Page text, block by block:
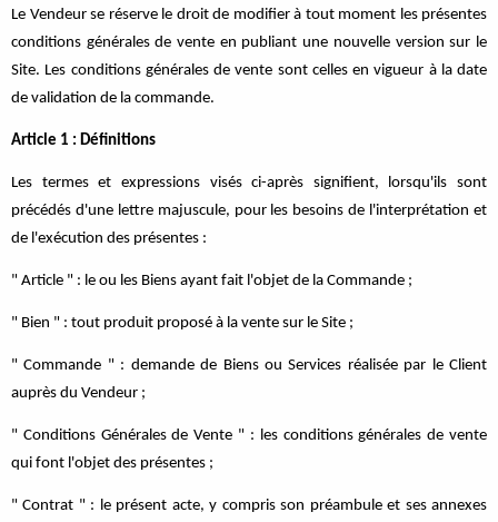
Le Vendeur se réserve le droit de modifier à tout moment les présentes
conditions générales de vente en publiant une nouvelle version sur le
Site. Les conditions générales de vente sont celles en vigueur à la date
de validation de la commande.
Article 1 : Définitions
Les termes et expressions visés ci-après signifient, lorsqu'ils sont
précédés d'une lettre majuscule, pour les besoins de l'interprétation et
de l'exécution des présentes :
" Article " : le ou les Biens ayant fait l'objet de la Commande ;
" Bien " : tout produit proposé à la vente sur le Site ;
" Commande " : demande de Biens ou Services réalisée par le Client
auprès du Vendeur ;
" Conditions Générales de Vente " : les conditions générales de vente
qui font l'objet des présentes ;
" Contrat " : le présent acte, y compris son préambule et ses annexes